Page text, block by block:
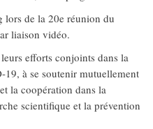
lors de la 20e réunion du
liaison vidéo.
efforts conjoints dans la
à se soutenir mutuellement
la coopération dans la
scientifique et la prévention